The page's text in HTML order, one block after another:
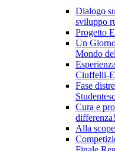
Dialogo
sviluppo
Progetto
Un
Mondo
Ciuffelli-
Fase
Cura e
differenza!
Alla